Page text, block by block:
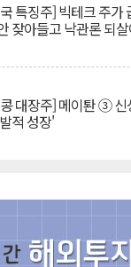
특징주] 빅테크 주가
잦아들고 낙관론 되
대장주] 메이퇀 ③ 신
적 성장'